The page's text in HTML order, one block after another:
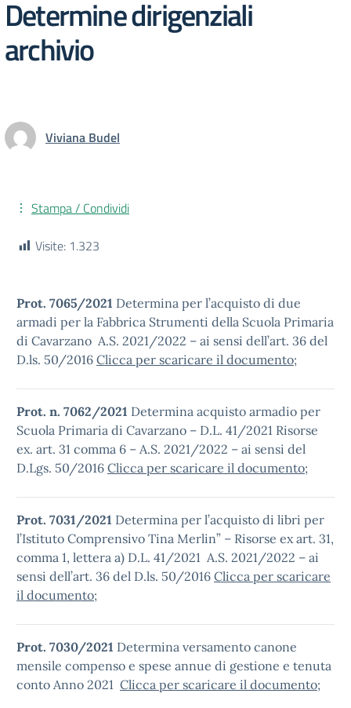
Determine dirigenziali
archivio
Viviana Budel
Stampa / Condividi
Visite: 1.323
Prot. 7065/2021 Determina per l’acquisto di due
armadi per la Fabbrica Strumenti della Scuola Primaria
di Cavarzano A.S. 2021/2022 – ai sensi dell’art. 36 del
D.ls. 50/2016 Clicca per scaricare il documento;
Prot. n. 7062/2021 Determina acquisto armadio per
Scuola Primaria di Cavarzano – D.L. 41/2021 Risorse
ex. art. 31 comma 6 – A.S. 2021/2022 – ai sensi del
D.Lgs. 50/2016 Clicca per scaricare il documento;
Prot. 7031/2021 Determina per l’acquisto di libri per
l’Istituto Comprensivo Tina Merlin” – Risorse ex art. 31,
comma 1, lettera a) D.L. 41/2021 A.S. 2021/2022 – ai
sensi dell’art. 36 del D.ls. 50/2016 Clicca per scaricare
il documento;
Prot. 7030/2021 Determina versamento canone
mensile compenso e spese annue di gestione e tenuta
conto Anno 2021 Clicca per scaricare il documento;